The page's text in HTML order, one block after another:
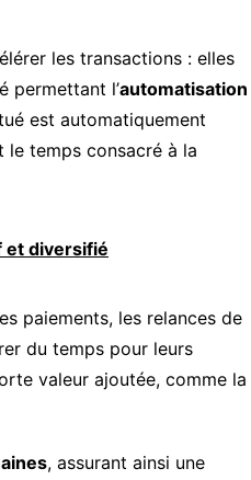
les transactions : elles
permettant l’automatisation
est automatiquement
le temps consacré à la
et diversifié
paiements, les relances de
du temps pour leurs
valeur ajoutée, comme la
, assurant ainsi une